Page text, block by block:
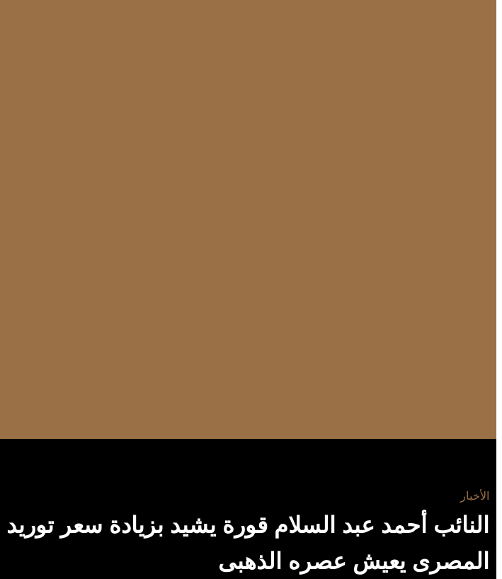
الأخبار
النائب أحمد عبد السلام قورة يشيد بزيادة سعر
المصرى يعيش عصره الذهبى